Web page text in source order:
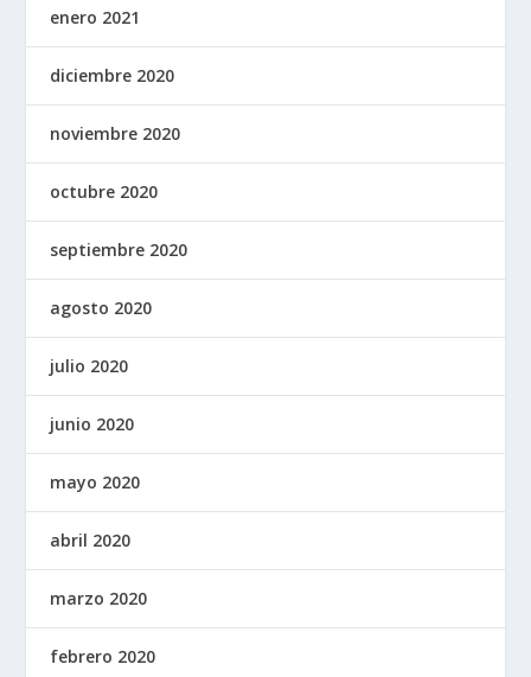
enero 2021
diciembre 2020
noviembre 2020
octubre 2020
septiembre 2020
agosto 2020
julio 2020
junio 2020
mayo 2020
abril 2020
marzo 2020
febrero 2020